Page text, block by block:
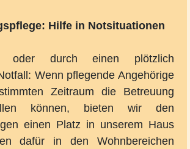
Hilfe in Notsituationen
oder durch einen plötzlich
Wenn pflegende Angehörige
Zeitraum die Betreuung
können, bieten wir den
einen Platz in unserem Haus
dafür in den Wohnbereichen